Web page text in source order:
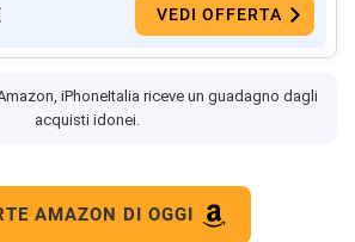
VEDI OFFERTA
iPhoneItalia riceve un guadagno dagli
acquisti idonei.
AMAZON DI OGGI